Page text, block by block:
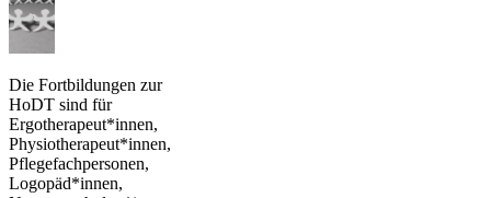
Die Fortbildungen zur
HoDT sind für
Ergotherapeut*innen,
Physiotherapeut*innen,
Pflegefachpersonen,
Logopäd*innen,